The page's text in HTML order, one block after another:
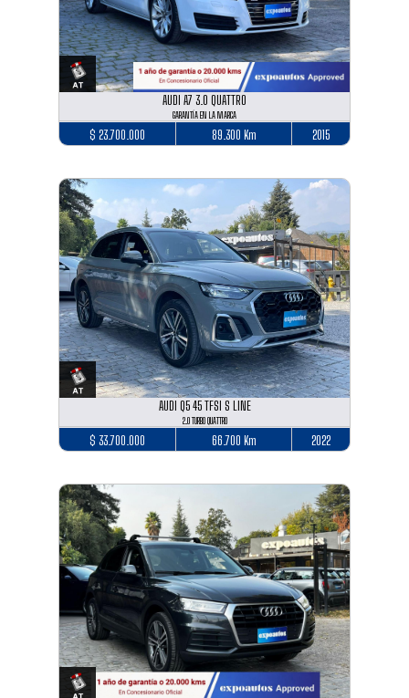
AUDI A7 3.0 QUATTRO
GARANTÍA EN LA MARCA
$ 23.700.000 89.300 Km 2015
AUDI Q5 45 TFSI S LINE
2.0 TURBO QUATTRO
$ 33.700.000 66.700 Km 2022